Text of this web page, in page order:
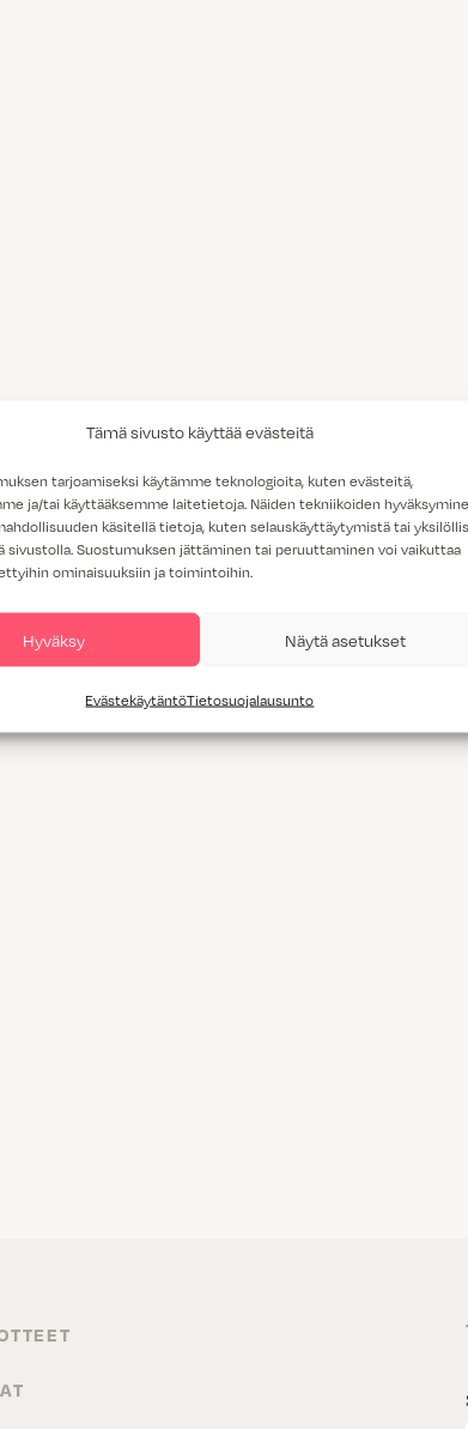
Tämä sivusto käyttää evästeitä
tarjoamiseksi käytämme teknologioita, kuten evästeitä,
ja/tai käyttääksemme laitetietoja. Näiden tekniikoiden
käsitellä tietoja, kuten selauskäyttäytymistä tai
sivustolla. Suostumuksen jättäminen tai peruuttaminen voi vaikuttaa
ominaisuuksiin ja toimintoihin.
Hyväksy Näytä asetukset
EvästekäytäntöTietosuojalausunto